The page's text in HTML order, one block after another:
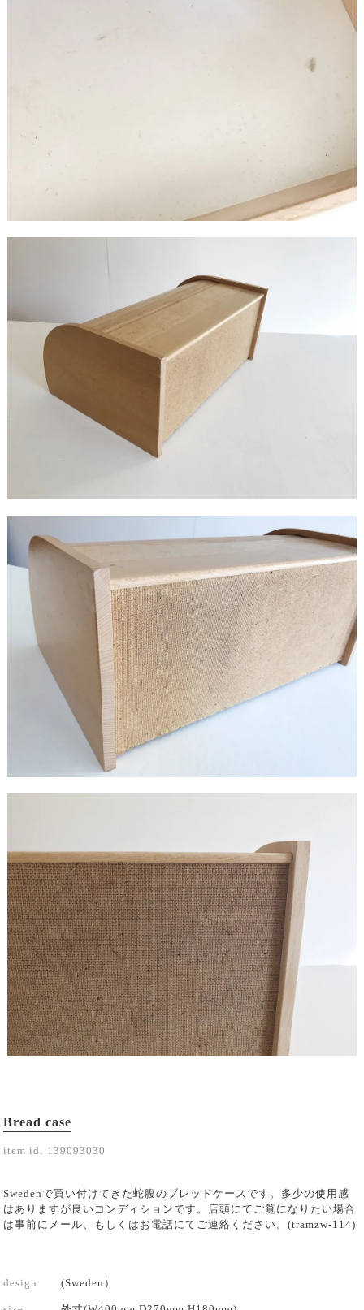
Bread case
item id. 139093030
Swedenで買い付けてきた蛇腹のブレッドケースです。多少の使用感
はありますが良いコンディションです。店頭にてご覧になりたい場合
は事前にメール、もしくはお電話にてご連絡ください。(tramzw-114)
design (Sweden）